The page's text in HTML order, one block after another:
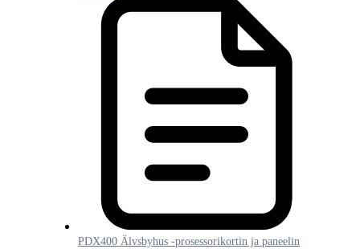
PDX400 Älvsbyhus -prosessorikortin ja paneelin